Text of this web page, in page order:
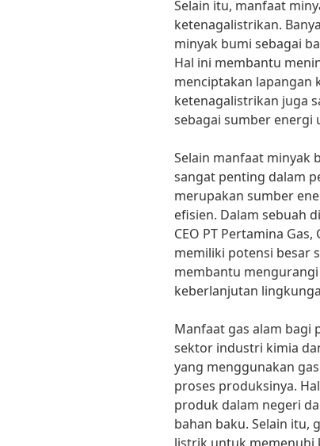
Selain itu, manfaat
ketenagalistrikan.
minyak bumi sebagai
Hal ini membantu
menciptakan lapangan
ketenagalistrikan juga
sebagai sumber energi
Selain manfaat minyak
sangat penting dalam
merupakan sumber
efisien. Dalam sebuah
CEO PT Pertamina
memiliki potensi besar
membantu
keberlanjutan
Manfaat gas alam bagi
sektor industri kimia
yang menggunakan
proses produksinya.
produk dalam negeri
bahan baku. Selain itu,